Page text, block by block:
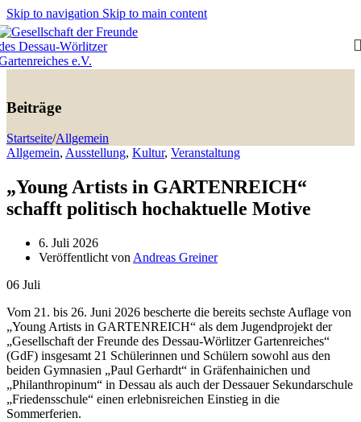
Skip to navigation Skip to main content
Beiträge
Startseite/Allgemein
Allgemein, Ausstellung, Kultur, Veranstaltung
„Young Artists in GARTENREICH“
schafft politisch hochaktuelle Motive
6. Juli 2026
Veröffentlicht von Andreas Greiner
06 Juli
Vom 21. bis 26. Juni 2026 bescherte die bereits sechste Auflage von
„Young Artists in GARTENREICH“ als dem Jugendprojekt der
„Gesellschaft der Freunde des Dessau-Wörlitzer Gartenreiches“
(GdF) insgesamt 21 Schülerinnen und Schülern sowohl aus den
beiden Gymnasien „Paul Gerhardt“ in Gräfenhainichen und
„Philanthropinum“ in Dessau als auch der Dessauer Sekundarschule
„Friedensschule“ einen erlebnisreichen Einstieg in die
Sommerferien.